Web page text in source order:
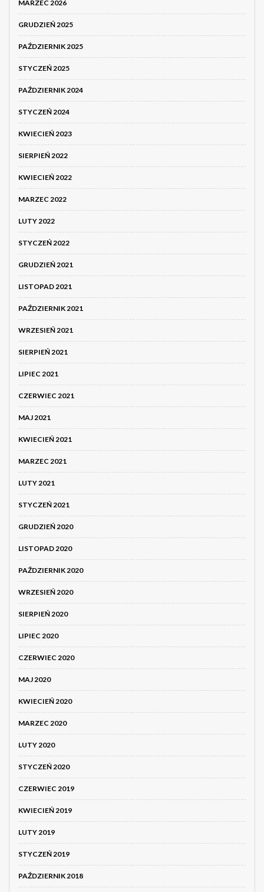
MARZEC 2026
GRUDZIEŃ 2025
PAŹDZIERNIK 2025
STYCZEŃ 2025
PAŹDZIERNIK 2024
STYCZEŃ 2024
KWIECIEŃ 2023
SIERPIEŃ 2022
KWIECIEŃ 2022
MARZEC 2022
LUTY 2022
STYCZEŃ 2022
GRUDZIEŃ 2021
LISTOPAD 2021
PAŹDZIERNIK 2021
WRZESIEŃ 2021
SIERPIEŃ 2021
LIPIEC 2021
CZERWIEC 2021
MAJ 2021
KWIECIEŃ 2021
MARZEC 2021
LUTY 2021
STYCZEŃ 2021
GRUDZIEŃ 2020
LISTOPAD 2020
PAŹDZIERNIK 2020
WRZESIEŃ 2020
SIERPIEŃ 2020
LIPIEC 2020
CZERWIEC 2020
MAJ 2020
KWIECIEŃ 2020
MARZEC 2020
LUTY 2020
STYCZEŃ 2020
CZERWIEC 2019
KWIECIEŃ 2019
LUTY 2019
STYCZEŃ 2019
PAŹDZIERNIK 2018